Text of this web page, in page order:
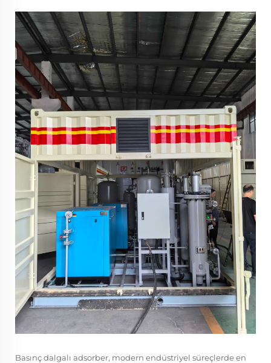
Basınç dalgalı adsorber, modern endüstriyel süreçlerde en